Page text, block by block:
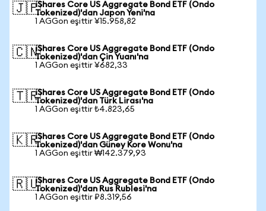
🇯🇵iShares Core US Aggregate Bond ETF (Ondo
Tokenized)'dan Japon Yeni'na
1 AGGon eşittir ¥15.958,82
🇨🇳iShares Core US Aggregate Bond ETF (Ondo
Tokenized)'dan Çin Yuanı'na
1 AGGon eşittir ¥682,33
🇹🇷iShares Core US Aggregate Bond ETF (Ondo
Tokenized)'dan Türk Lirası'na
1 AGGon eşittir ₺4.823,65
🇰🇷iShares Core US Aggregate Bond ETF (Ondo
Tokenized)'dan Güney Kore Wonu'na
1 AGGon eşittir ₩142.379,93
🇷🇺iShares Core US Aggregate Bond ETF (Ondo
Tokenized)'dan Rus Rublesi'na
1 AGGon eşittir ₽8.319,56